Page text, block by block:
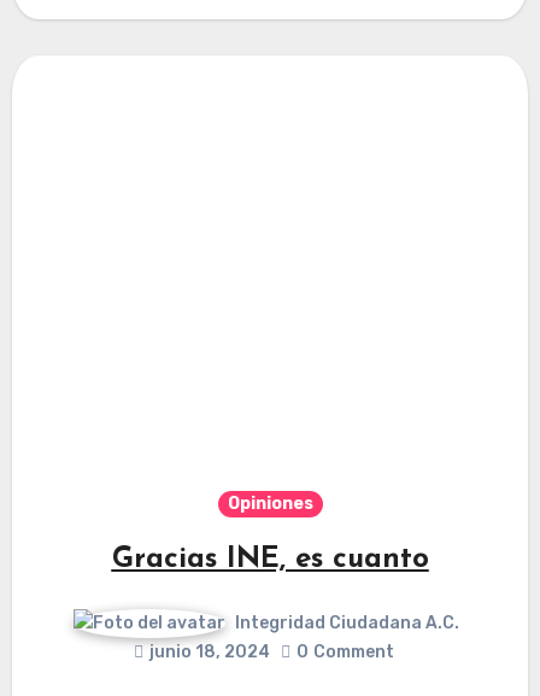
Opiniones
Gracias INE, es cuanto
Integridad Ciudadana A.C.
junio 18, 2024
0 Comment